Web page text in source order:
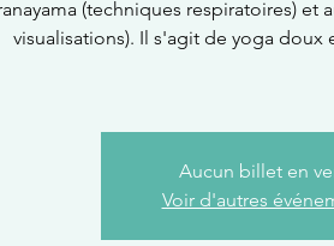
(techniques respiratoires) et
visualisations). Il s'agit de yoga doux
Aucun billet en
Voir d'autres